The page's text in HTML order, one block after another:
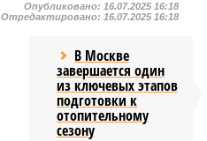
Опубликовано: 16.07.2025 16:18
Отредактировано: 16.07.2025 16:18
В Москве
завершается один
из ключевых этапов
подготовки к
отопительному
сезону